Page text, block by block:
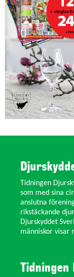
Tidningen
som med sina
anslutna
rikstäckande
Djurskyddet
människor visar
Tidningen